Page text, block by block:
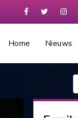
Home Nieuws